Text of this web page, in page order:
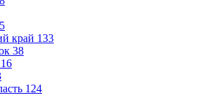
5
край 133
38
16
124